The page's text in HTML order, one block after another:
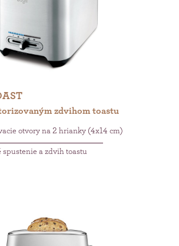
zdvihom toastu
otvory na 2 hrianky (4x14 cm)
spustenie a zdvih toastu